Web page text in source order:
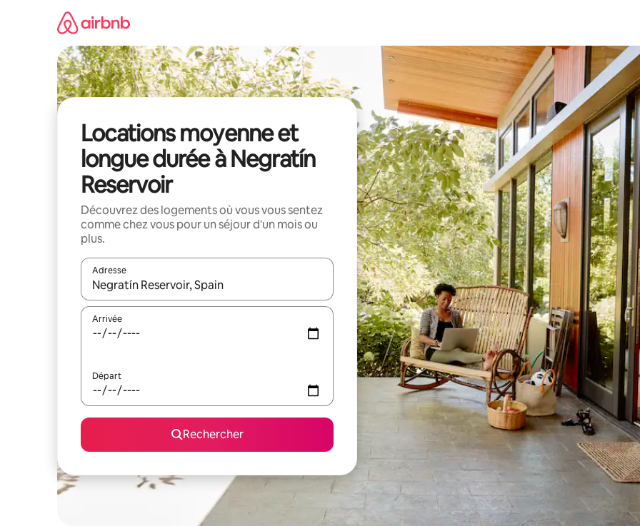
Locations moyenne et
longue durée à Negratín
Reservoir
Découvrez des logements où vous vous sentez
comme chez vous pour un séjour d'un mois ou
plus.
Adresse
Lorsque les résultats s'affichent, utilisez les flèches vers le haut et vers le bas pour les parcourir ou en appuyant et en
Arrivée
Départ
Rechercher